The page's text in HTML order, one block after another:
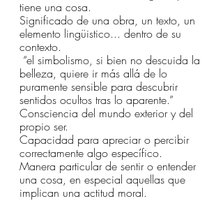
tiene una cosa.
Significado de una obra, un texto, un
elemento lingüistico... dentro de su
contexto.
“el simbolismo, si bien no descuida la
belleza, quiere ir más allá de lo
puramente sensible para descubrir
sentidos ocultos tras lo aparente.”
Consciencia del mundo exterior y del
propio ser.
Capacidad para apreciar o percibir
correctamente algo específico.
Manera particular de sentir o entender
una cosa, en especial aquellas que
implican una actitud moral.